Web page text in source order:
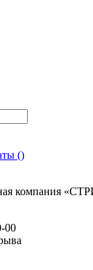
()
компания
00